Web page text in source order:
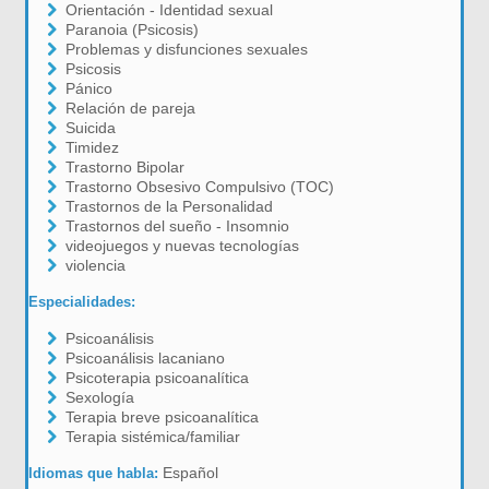
Orientación - Identidad sexual
Paranoia (Psicosis)
Problemas y disfunciones sexuales
Psicosis
Pánico
Relación de pareja
Suicida
Timidez
Trastorno Bipolar
Trastorno Obsesivo Compulsivo (TOC)
Trastornos de la Personalidad
Trastornos del sueño - Insomnio
videojuegos y nuevas tecnologías
violencia
Especialidades:
Psicoanálisis
Psicoanálisis lacaniano
Psicoterapia psicoanalítica
Sexología
Terapia breve psicoanalítica
Terapia sistémica/familiar
Idiomas que habla: Español